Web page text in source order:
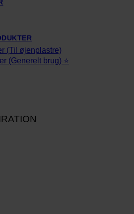
(Til øjenplastre)
(Generelt brug) ⭐